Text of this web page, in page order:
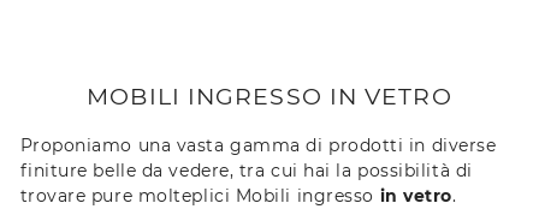
MOBILI INGRESSO IN VETRO
Proponiamo una vasta gamma di prodotti in diverse
finiture belle da vedere, tra cui hai la possibilità di
trovare pure molteplici Mobili ingresso in vetro.